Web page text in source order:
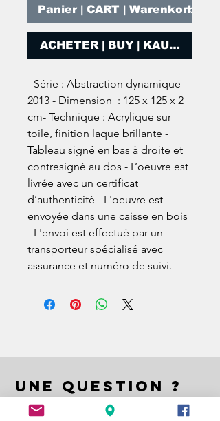
Panier | CART | Warenkorb
ACHETER | BUY | KAUFEN
- Série : Abstraction dynamique
2013 - Dimension  : 125 x 125 x 2
cm- Technique : Acrylique sur
toile, finition laque brillante -
Tableau signé en bas à droite et
contresigné au dos - L’oeuvre est
livrée avec un certificat
d’authenticité - L'oeuvre est
envoyée dans une caisse en bois
- L'envoi est effectué par un
transporteur spécialisé avec
assurance et numéro de suivi.
UNE QUESTION ?
A QUESTION ?